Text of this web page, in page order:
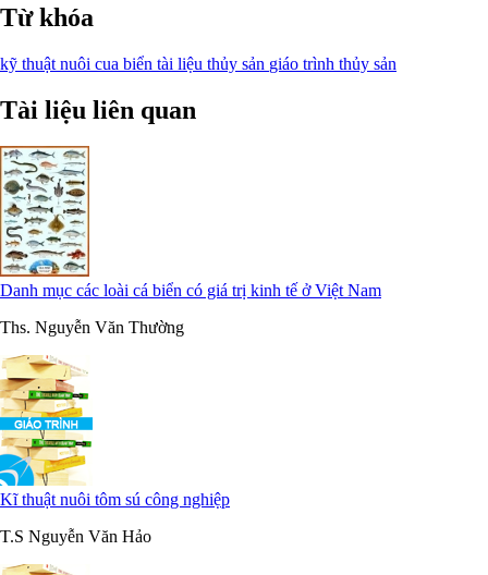
Từ khóa
kỹ thuật nuôi cua biển tài liệu thủy sản giáo trình thủy sản
Tài liệu liên quan
Danh mục các loài cá biển có giá trị kinh tế ở Việt Nam
Ths. Nguyễn Văn Thường
Kĩ thuật nuôi tôm sú công nghiệp
T.S Nguyễn Văn Hảo